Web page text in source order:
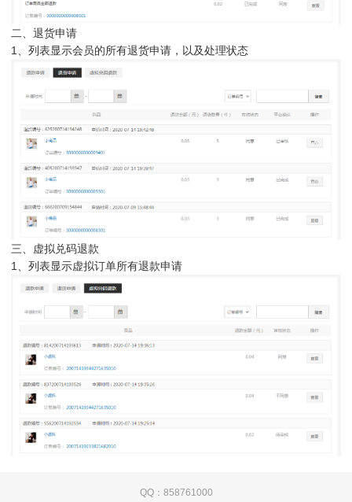
二、退货申请
1、列表显示会员的所有退货申请，以及处理状态
三、虚拟兑码退款
1、列表显示虚拟订单所有退款申请
QQ：858761000